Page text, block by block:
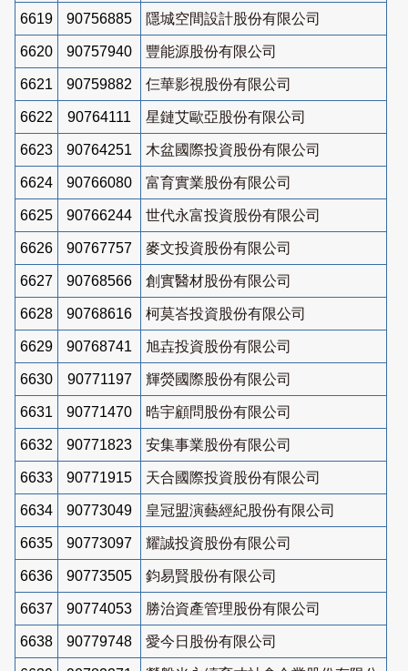
6619 90756885 隱城空間設計股份有限公司
6620 90757940 豐能源股份有限公司
6621 90759882 仨華影視股份有限公司
6622 90764111 星鏈艾歐亞股份有限公司
6623 90764251 木盆國際投資股份有限公司
6624 90766080 富育實業股份有限公司
6625 90766244 世代永富投資股份有限公司
6626 90767757 麥文投資股份有限公司
6627 90768566 創實醫材股份有限公司
6628 90768616 柯莫峇投資股份有限公司
6629 90768741 旭壵投資股份有限公司
6630 90771197 輝熒國際股份有限公司
6631 90771470 晧宇顧問股份有限公司
6632 90771823 安集事業股份有限公司
6633 90771915 天合國際投資股份有限公司
6634 90773049 皇冠盟演藝經紀股份有限公司
6635 90773097 耀誠投資股份有限公司
6636 90773505 鈞易賢股份有限公司
6637 90774053 勝治資產管理股份有限公司
6638 90779748 愛今日股份有限公司